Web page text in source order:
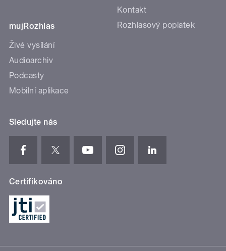
mujRozhlas
Živé vysílání
Audioarchiv
Podcasty
Mobilní aplikace
Kontakt
Rozhlasový poplatek
Sledujte nás
Certifikováno